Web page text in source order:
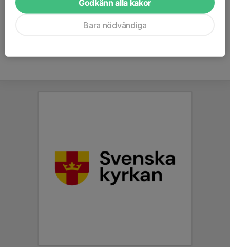
Ålder
23 år
Godkänn alla kakor
Bara nödvändiga